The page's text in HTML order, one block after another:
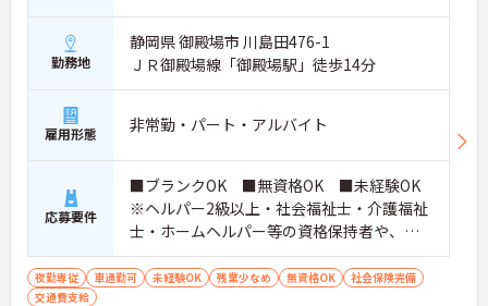
勤務地
静岡県 御殿場市 川島田476-1
ＪＲ御殿場線「御殿場駅」徒歩14分
雇用形態 非常勤・パート・アルバイト
応募要件
■ブランクOK ■無資格OK ■未経験OK
※ヘルパー2級以上・社会福祉士・介護福祉
士・ホームヘルパー等の資格保持者や、福
祉系業務経験者、障害者支援施設経験者、
生活支援員、障害者支援員、就労支援員、
夜勤専従 車通勤可 未経験OK 残業少なめ 無資格OK
社会保険完備
交通費支給